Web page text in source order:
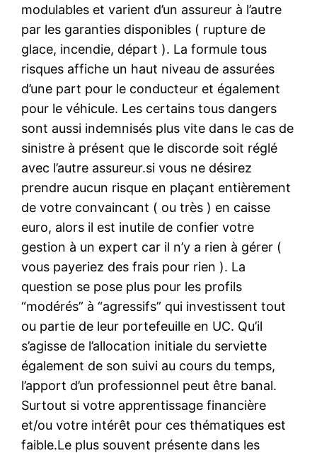
modulables et varient d’un assureur à l’autre
par les garanties disponibles ( rupture de
glace, incendie, départ ). La formule tous
risques affiche un haut niveau de assurées
d’une part pour le conducteur et également
pour le véhicule. Les certains tous dangers
sont aussi indemnisés plus vite dans le cas de
sinistre à présent que le discorde soit réglé
avec l’autre assureur.si vous ne désirez
prendre aucun risque en plaçant entièrement
de votre convaincant ( ou très ) en caisse
euro, alors il est inutile de confier votre
gestion à un expert car il n’y a rien à gérer (
vous payeriez des frais pour rien ). La
question se pose plus pour les profils
“modérés” à “agressifs” qui investissent tout
ou partie de leur portefeuille en UC. Qu’il
s’agisse de l’allocation initiale du serviette
également de son suivi au cours du temps,
l’apport d’un professionnel peut être banal.
Surtout si votre apprentissage financière
et/ou votre intérêt pour ces thématiques est
faible.Le plus souvent présente dans les